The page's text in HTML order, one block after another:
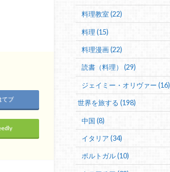
てブ
料理教室 (22)
料理 (15)
料理漫画 (22)
読書（料理） (29)
ジェイミー・オリヴァー (16)
世界を旅する (198)
中国 (8)
イタリア (34)
ポルトガル (10)